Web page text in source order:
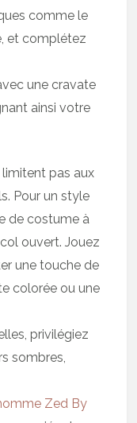
comme le
et complétez
une cravate
ainsi votre
pas aux
Pour un style
de costume à
ouvert. Jouez
une touche de
colorée ou une
privilégiez
sombres,
Zed By